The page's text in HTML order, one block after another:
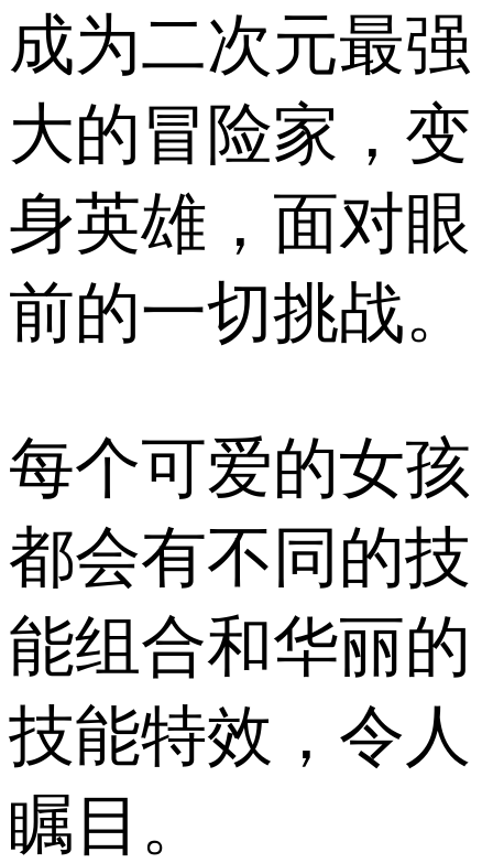
成为二次元最强
大的冒险家，变
身英雄，面对眼
前的一切挑战。
每个可爱的女孩
都会有不同的技
能组合和华丽的
技能特效，令人
瞩目。